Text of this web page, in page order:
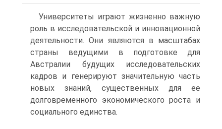
Университеты играют жизненно важную
роль в исследовательской и инновационной
деятельности. Они являются в масштабах
страны ведущими в подготовке для
Австралии будущих исследовательских
кадров и генерируют значительную часть
новых знаний, существенных для ее
долговременного экономического роста и
социального единства.